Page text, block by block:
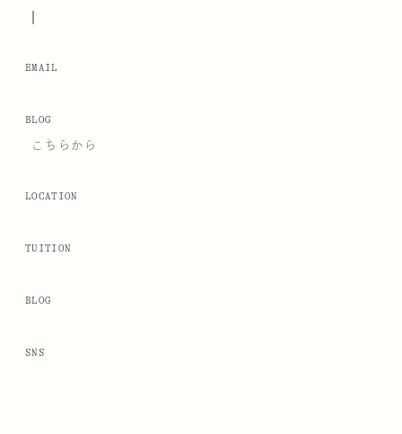
|
EMAIL
BLOG
こちらから
LOCATION
TUITION
BLOG
SNS